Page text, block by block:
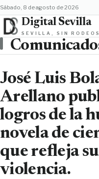
sábado, 8 de agosto de 2026
Digital Sevilla
SEVILLA, SIN RODEOS
José Luis
Arellano
logros de la
novela de
que refleja
violencia.